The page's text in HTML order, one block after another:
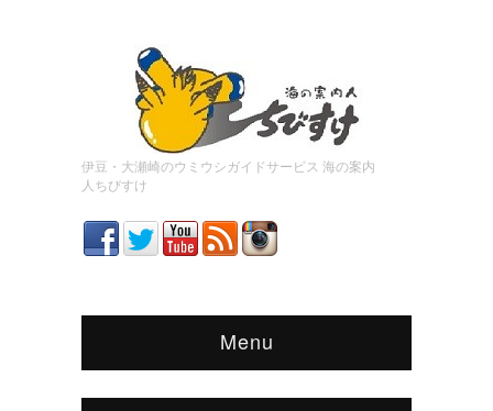
伊豆・大瀬崎のウミウシガイドサービス 海の案内
人ちびすけ
Menu